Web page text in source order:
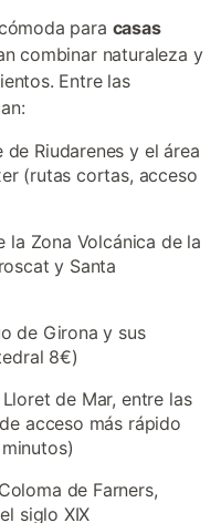
para casas
combinar naturaleza y
Entre las
Riudarenes y el área
(rutas cortas, acceso
la Zona Volcánica de la
y Santa
de Girona y sus
8€)
de Mar, entre las
acceso más rápido
de Farners,
siglo XIX